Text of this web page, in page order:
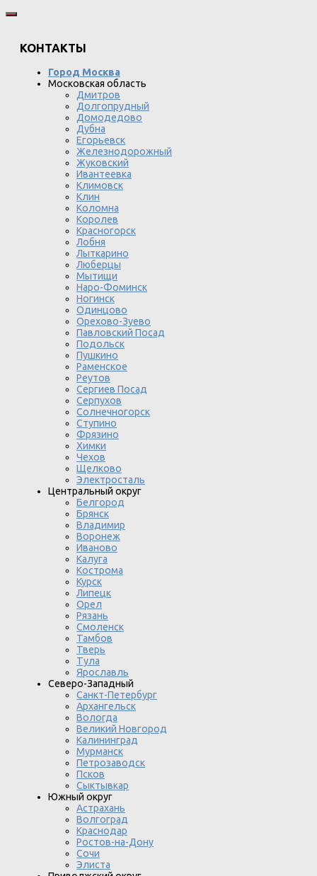
КОНТАКТЫ
Город Москва
Московская область
Дмитров
Долгопрудный
Домодедово
Дубна
Егорьевск
Железнодорожный
Жуковский
Ивантеевка
Климовск
Клин
Коломна
Королев
Красногорск
Лобня
Лыткарино
Люберцы
Мытищи
Наро-Фоминск
Ногинск
Одинцово
Орехово-Зуево
Павловский Посад
Подольск
Пушкино
Раменское
Реутов
Сергиев Посад
Серпухов
Солнечногорск
Ступино
Фрязино
Химки
Чехов
Щелково
Электросталь
Центральный округ
Белгород
Брянск
Владимир
Воронеж
Иваново
Калуга
Кострома
Курск
Липецк
Орел
Рязань
Смоленск
Тамбов
Тверь
Тула
Ярославль
Северо-Западный
Санкт-Петербург
Архангельск
Вологда
Великий Новгород
Калининград
Мурманск
Петрозаводск
Псков
Сыктывкар
Южный округ
Астрахань
Волгоград
Краснодар
Ростов-на-Дону
Сочи
Элиста